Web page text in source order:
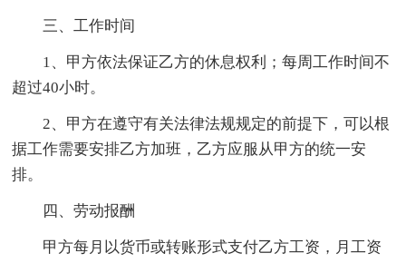
三、工作时间
1、甲方依法保证乙方的休息权利；每周工作时间不
超过40小时。
2、甲方在遵守有关法律法规规定的前提下，可以根
据工作需要安排乙方加班，乙方应服从甲方的统一安
排。
四、劳动报酬
甲方每月以货币或转账形式支付乙方工资，月工资